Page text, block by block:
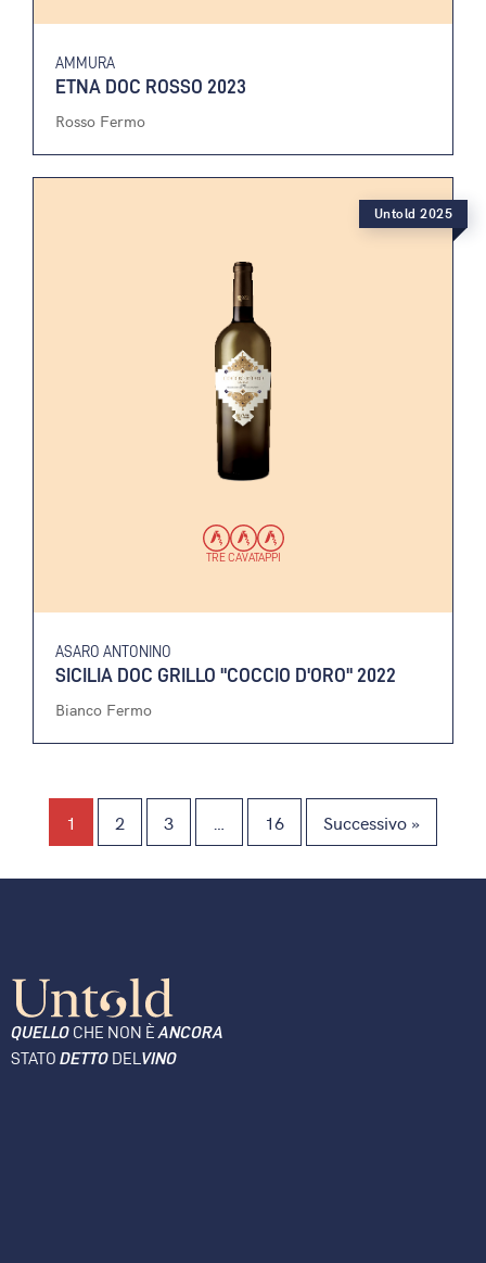
AMMURA
ETNA DOC ROSSO 2023
Rosso Fermo
TRE CAVATAPPI
ASARO ANTONINO
SICILIA DOC GRILLO "COCCIO D'ORO" 2022
Bianco Fermo
Untold 2025
1 2 3 16 Successivo »
QUELLO CHE NON ÈANCORA
STATO DETTO DELVINO